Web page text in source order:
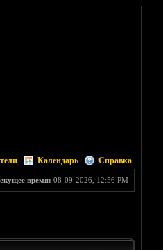
Календарь Справка
время: 08-09-2026, 12:56 PM